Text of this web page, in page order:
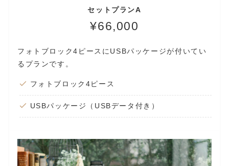
セットプランA
¥66,000
フォトブロック4ピースにUSBパッケージが付いてい
るプランです。
フォトブロック4ピース
USBパッケージ（USBデータ付き）